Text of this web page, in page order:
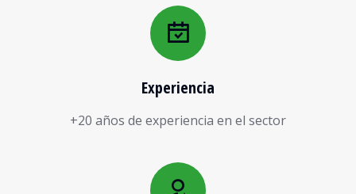
Experiencia
+20 años de experiencia en el sector